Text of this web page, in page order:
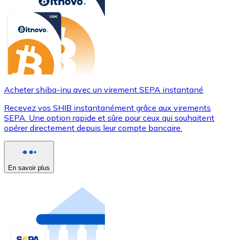
Acheter shiba-inu avec un virement SEPA instantané
Recevez vos SHIB instantanément grâce aux virements
SEPA. Une option rapide et sûre pour ceux qui souhaitent
opérer directement depuis leur compte bancaire.
En savoir plus